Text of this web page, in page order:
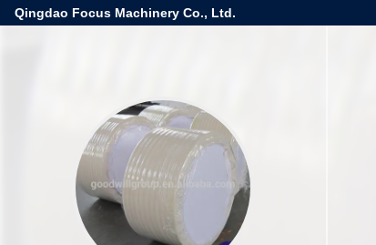
Qingdao Focus Machinery Co., Ltd.